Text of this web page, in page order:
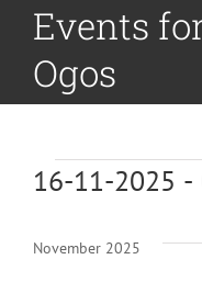
Events
Ogos
16-11-2025 -
date.
November 2025